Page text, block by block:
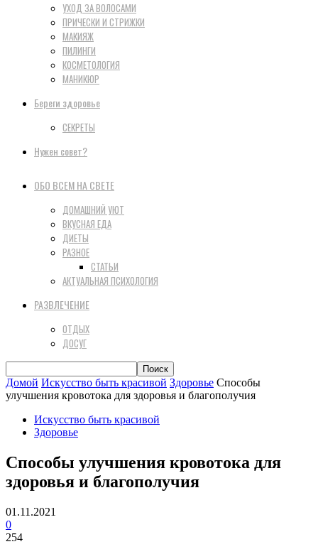
УХОД ЗА ВОЛОСАМИ
ПРИЧЕСКИ И СТРИЖКИ
МАКИЯЖ
ПИЛИНГИ
КОСМЕТОЛОГИЯ
МАНИКЮР
Береги здоровье
СЕКРЕТЫ
Нужен совет?
ОБО ВСЕМ НА СВЕТЕ
ДОМАШНИЙ УЮТ
ВКУСНАЯ ЕДА
ДИЕТЫ
РАЗНОЕ
СТАТЬИ
АКТУАЛЬНАЯ ПСИХОЛОГИЯ
РАЗВЛЕЧЕНИЕ
ОТДЫХ
ДОСУГ
Домой Искусство быть красивой Здоровье Способы
улучшения кровотока для здоровья и благополучия
Искусство быть красивой
Здоровье
Способы улучшения кровотока для
здоровья и благополучия
01.11.2021
0
254